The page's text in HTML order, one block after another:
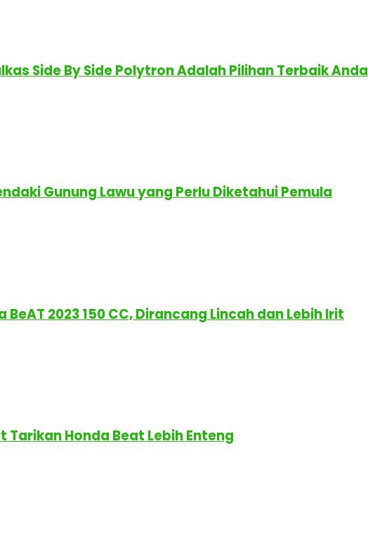
Side By Side Polytron Adalah Pilihan Terbaik Anda
Gunung Lawu yang Perlu Diketahui Pemula
BeAT 2023 150 CC, Dirancang Lincah dan Lebih Irit
Tarikan Honda Beat Lebih Enteng